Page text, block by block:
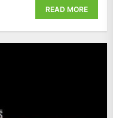
READ MORE